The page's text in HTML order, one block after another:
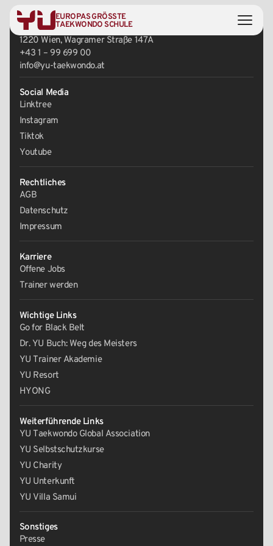
EUROPAS GRÖSSTE
TAEKWONDO SCHULE
Zentrale
1220 Wien, Wagramer Straße 147A
+43 1 – 99 699 00
info@yu-taekwondo.at
Social Media
Linktree
Instagram
Tiktok
Youtube
Rechtliches
AGB
Datenschutz
Impressum
Karriere
Offene Jobs
Trainer werden
Wichtige Links
Go for Black Belt
Dr. YU Buch: Weg des Meisters
YU Trainer Akademie
YU Resort
HYONG
Weiterführende Links
YU Taekwondo Global Association
YU Selbstschutzkurse
YU Charity
YU Unterkunft
YU Villa Samui
Sonstiges
Presse